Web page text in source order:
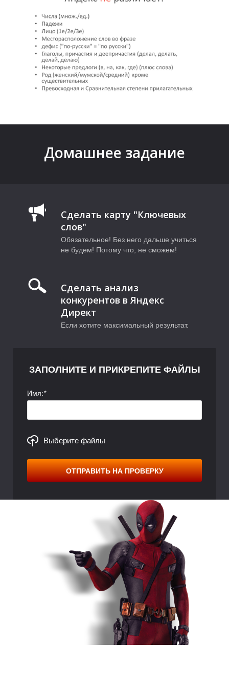
П
Е
Р
С
О
Домашнее задание
Сделать карту "Ключевых
слов"
Обязательное! Без него дальше учиться
не будем! Потому что, не сможем!
Сделать анализ
конкурентов в Яндекс
Директ
Если хотите максимальный результат.
ЗАПОЛНИТЕ И ПРИКРЕПИТЕ ФАЙЛЫ
Имя:*
Выберите файлы
ОТПРАВИТЬ НА ПРОВЕРКУ